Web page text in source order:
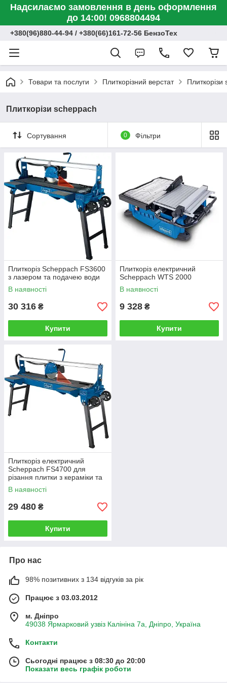
Надсилаємо замовлення в день оформлення
до 14:00! 0968804494
+380(96)880-44-94 / +380(66)161-72-56 БензоТех
Товари та послуги Плиткорізний верстат
Плиткорізи scheppach
Сортування 0 Фільтри
Плиткоріз Scheppach FS3600
з лазером та подачею води
В наявності
30 316 ₴
Купити
Плиткоріз електричний
Scheppach WTS 2000
В наявності
9 328 ₴
Купити
Плиткоріз електричний
Scheppach FS4700 для
різання плитки з кераміки та
керамограніту
В наявності
29 480 ₴
Купити
Про нас
98% позитивних з 134 відгуків за рік
Працює з 03.03.2012
м. Дніпро
49038 Ярмарковий узвіз Калініна 7а, Дніпро, Україна
Контакти
Сьогодні працює з 08:30 до 20:00
Показати весь графік роботи